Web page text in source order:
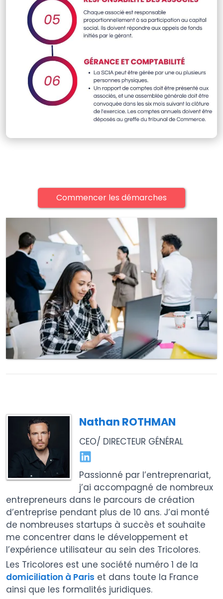
Commencer les démarches
Nathan ROTHMAN
CEO/ DIRECTEUR GÉNÉRAL
Passionné par l’entreprenariat,
j’ai accompagné de nombreux
entrepreneurs dans le parcours de création
d’entreprise pendant plus de 10 ans. J’ai monté
de nombreuses startups à succès et souhaite
me concentrer dans le développement et
l’expérience utilisateur au sein des Tricolores.
Les Tricolores est une société numéro 1 de la
domiciliation à Paris et dans toute la France
ainsi que les formalités juridiques.